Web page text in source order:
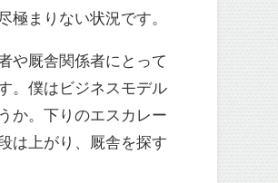
極まりない状況です。
や厩舎関係者にとって
。僕はビジネスモデル
か。下りのエスカレー
は上がり、厩舎を探す